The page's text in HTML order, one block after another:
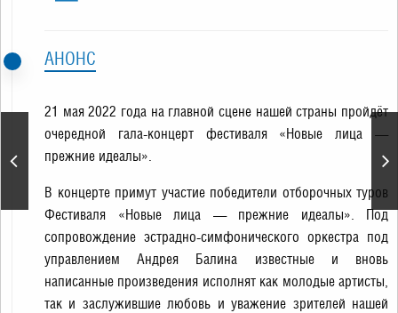
Владимир МАРКИН.
Концертная программа
АНОНС
21 мая 2022 года на главной сцене нашей страны пройдёт
очередной гала-концерт фестиваля «Новые лица —
прежние идеалы».
В концерте примут участие победители отборочных туров
Фестиваля «Новые лица — прежние идеалы». Под
сопровождение эстрадно-симфонического оркестра под
управлением Андрея Балина известные и вновь
написанные произведения исполнят как молодые артисты,
так и заслужившие любовь и уважение зрителей нашей